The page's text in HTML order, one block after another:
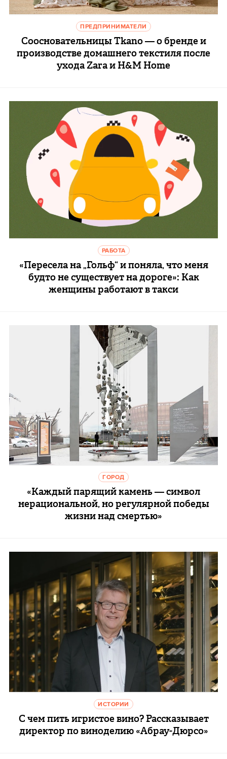
ПРЕДПРИНИМАТЕЛИ
Соосновательницы Tkano — о бренде и
производстве домашнего текстиля после
ухода Zara и H&M Home
РАБОТА
«Пересела на „Гольф“ и поняла, что меня
будто не существует на дороге»: Как
женщины работают в такси
ГОРОД
«Каждый парящий камень — символ
нерациональной, но регулярной победы
жизни над смертью»
ИСТОРИИ
С чем пить игристое вино? Рассказывает
директор по виноделию «Абрау-Дюрсо»